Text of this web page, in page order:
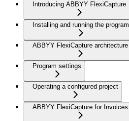
Introducing ABBYY FlexiCapture
Installing and running the program
ABBYY FlexiCapture architecture
Program settings
Operating a configured project
ABBYY FlexiCapture for Invoices